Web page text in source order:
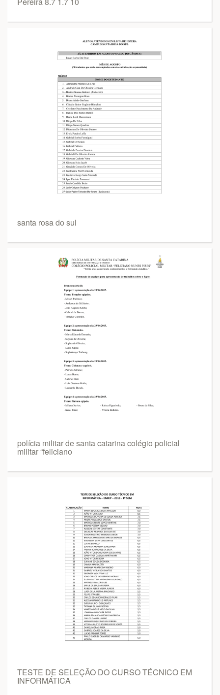
santa rosa do sul
polícia militar de santa catarina colégio policial
militar “feliciano
TESTE DE SELEÇÃO DO CURSO TÉCNICO EM
INFORMÁTICA